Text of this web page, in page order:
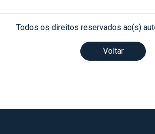
Todos os direitos reservados ao(s)
Voltar